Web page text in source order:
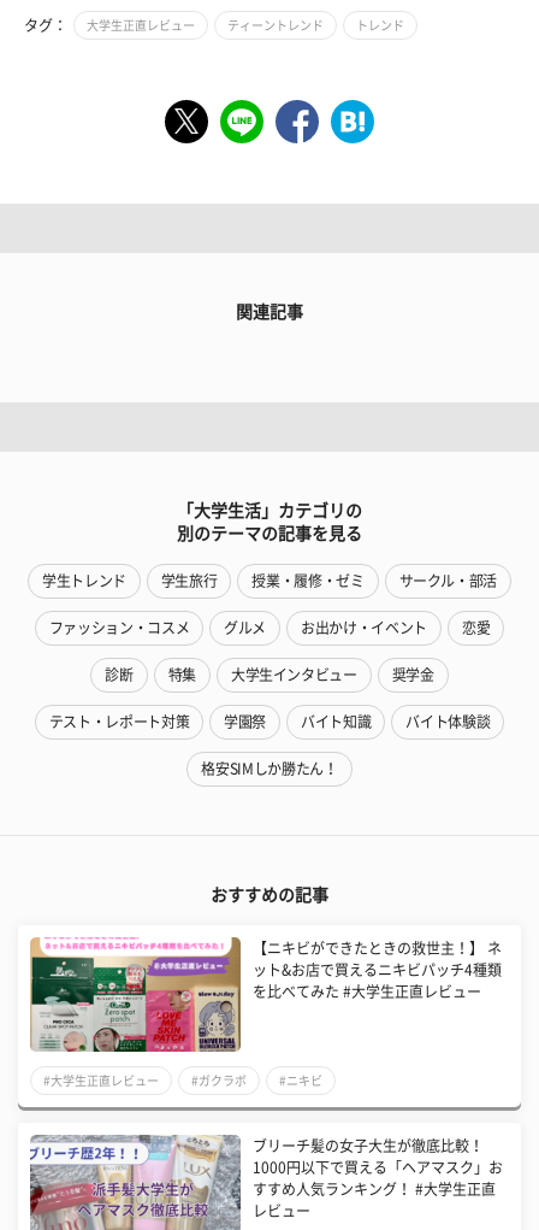
タグ： 大学生正直レビュー ティーントレンド トレンド
関連記事
「大学生活」カテゴリの
別のテーマの記事を見る
学生トレンド 学生旅行 授業・履修・ゼミ サークル・部活
ファッション・コスメ グルメ お出かけ・イベント 恋愛
診断 特集 大学生インタビュー 奨学金
テスト・レポート対策 学園祭 バイト知識 バイト体験談
格安SIMしか勝たん！
おすすめの記事
【ニキビができたときの救世主！】 ネ
ット&お店で買えるニキビパッチ4種類
を比べてみた #大学生正直レビュー
#大学生正直レビュー #ガクラボ #ニキビ
ブリーチ髪の女子大生が徹底比較！
1000円以下で買える「ヘアマスク」お
すすめ人気ランキング！ #大学生正直
レビュー